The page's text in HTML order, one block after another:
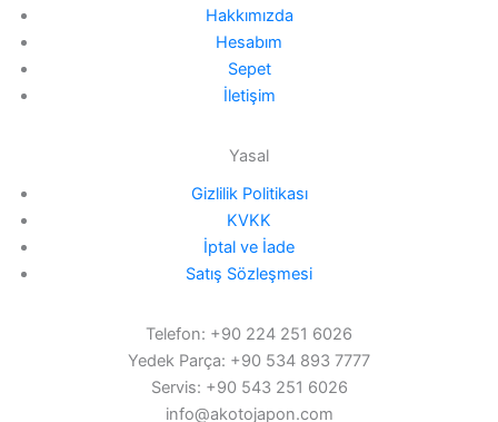
Hakkımızda
Hesabım
Sepet
İletişim
Yasal
Gizlilik Politikası
KVKK
İptal ve İade
Satış Sözleşmesi
Telefon: +90 224 251 6026
Yedek Parça: +90 534 893 7777
Servis: +90 543 251 6026
info@akotojapon.com